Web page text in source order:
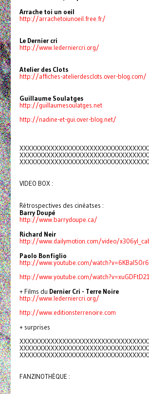
Arrache toi un oeil
http://arrachetoiunoeil.free.fr/
Le Dernier cri
http://www.lederniercri.org/
Atelier des Clots
http://affiches-atelierdesclots.over-blog.com/
Guillaume Soulatges
http://guillaumesoulatges.net
http://nadine-et-gui.over-blog.net/
XXXXXXXXXXXXXXXXXXXXXXXXXXXXXX
XXXXXXXXXXXXXXXXXXXXXXXXXXXXXX
XXXXXXXXXXXXXXXXXXXXXXXXXXXXXX
VIDEO BOX :
Rétrospectives des cinéatses :
Barry Doupé
http://www.barrydoupe.ca/
Richard Neir
http://www.dailymotion.com/video/
Paolo Bonfiglio
http://www.youtube.com/watch?
http://www.youtube.com/watch?
+ Films du Dernier Cri - Terre Noire
http://www.lederniercri.org/
http://www.editionsterrenoire.com
+ surprises
XXXXXXXXXXXXXXXXXXXXXXXXXXXXXX
XXXXXXXXXXXXXXXXXXXXXXXXXXXXXX
XXXXXXXXXXXXXXXXXXXXXXXXXXXXXX
FANZINOTHÈQUE :